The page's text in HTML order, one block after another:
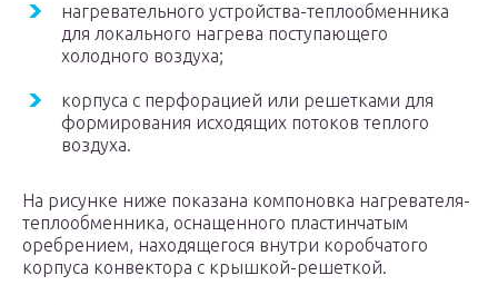
нагревательного устройства-теплообменника
для локального нагрева поступающего
холодного воздуха;
корпуса с перфорацией или решетками для
формирования исходящих потоков теплого
воздуха.
На рисунке ниже показана компоновка нагревателя-
теплообменника, оснащенного пластинчатым
оребрением, находящегося внутри коробчатого
корпуса конвектора с крышкой-решеткой.